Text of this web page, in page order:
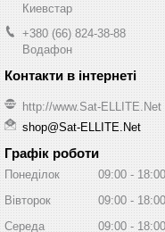
Киевстар
+380 (66) 824-38-88
Водафон
http://www.Sat-ELLITE.Net
shop@Sat-ELLITE.Net
Графік роботи
Понеділок 09:00
18:00
Вівторок
09:00
18:00
Середа
09:00
18:00